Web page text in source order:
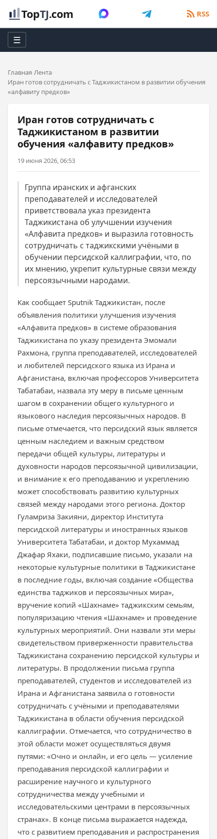
TopTJ.com RSS
☰
Главная Лента
Иран готов сотрудничать с Таджикистаном в развитии обучения
«алфавиту предков»
Иран готов сотрудничать с
Таджикистаном в развитии
обучения «алфавиту предков»
19 июня 2026, 06:53
Группа иранских и афганских
преподавателей и исследователей
приветствовала указ президента
Таджикистана об улучшении изучения
«Алфавита предков» и выразила готовность
сотрудничать с таджикскими учёными в
обучении персидской каллиграфии, что, по
их мнению, укрепит культурные связи между
персоязычными народами.
Как сообщает Sputnik Таджикистан, после
объявления политики улучшения изучения
«Алфавита предков» в системе образования
Таджикистана по указу президента Эмомали
Рахмона, группа преподавателей, исследователей
и любителей персидского языка из Ирана и
Афганистана, включая профессоров Университета
Табатабаи, назвала эту меру в письме ценным
шагом в сохранении общего культурного и
языкового наследия персоязычных народов. В
письме отмечается, что персидский язык является
ценным наследием и важным средством
передачи общей культуры, литературы и
духовности народов персоязычной цивилизации,
и внимание к его преподаванию и укреплению
может способствовать развитию культурных
связей между народами этого региона. Доктор
Гуламриза Закияни, директор Института
персидской литературы и иностранных языков
Университета Табатабаи, и доктор Мухаммад
Джафар Яхаки, подписавшие письмо, указали на
некоторые культурные политики в Таджикистане
в последние годы, включая создание «Общества
единства таджиков и персоязычных мира»,
вручение копий «Шахнаме» таджикским семьям,
популяризацию чтения «Шахнаме» и проведение
культурных мероприятий. Они назвали эти меры
свидетельством приверженности правительства
Таджикистана сохранению персидской культуры и
литературы. В продолжении письма группа
преподавателей, студентов и исследователей из
Ирана и Афганистана заявила о готовности
сотрудничать с учёными и преподавателями
Таджикистана в области обучения персидской
каллиграфии. Отмечается, что сотрудничество в
этой области может осуществляться двумя
путями: «Очно и онлайн, и его цель — усиление
преподавания персидской каллиграфии и
расширение научного и культурного
сотрудничества между учебными и
исследовательскими центрами в персоязычных
странах». В конце письма выражается надежда,
что с развитием преподавания и распространения